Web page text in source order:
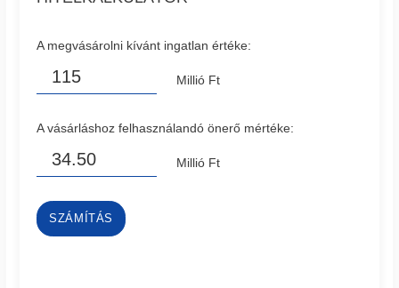
A megvásárolni kívánt ingatlan értéke:
Millió Ft
A vásárláshoz felhasználandó önerő mértéke:
Millió Ft
SZÁMÍTÁS